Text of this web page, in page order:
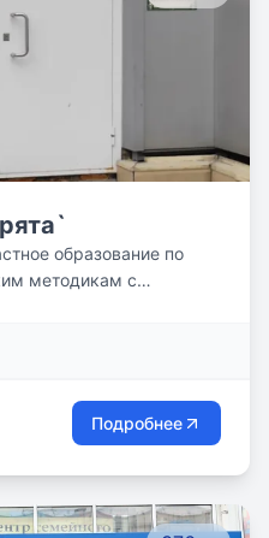
образование по
методикам с
Подробнее